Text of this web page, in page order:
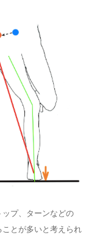
プ、ターンなどの
とが多いと考えられ